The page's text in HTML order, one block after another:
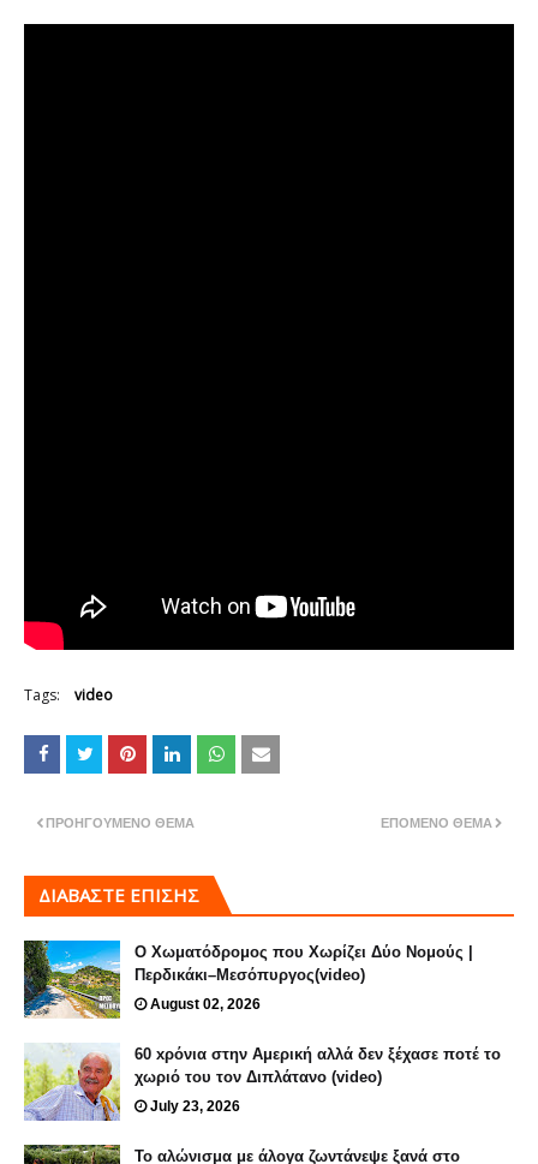
Tags: video
ΕΠΌΜΕΝΟ ΘΈΜΑ
ΠΡΟΗΓΟΎΜΕΝΟ ΘΈΜΑ
ΔΙΑΒΑΣΤΕ ΕΠΙΣΗΣ
Ο Χωματόδρομος που Χωρίζει Δύο Νομούς |
Περδικάκι–Μεσόπυργος(video)
August 02, 2026
60 xρόνια στην Αμερική αλλά δεν ξέχασε ποτέ το
χωριό του τον Διπλάτανο (video)
July 23, 2026
Το αλώνισμα με άλογα ζωντάνεψε ξανά στο